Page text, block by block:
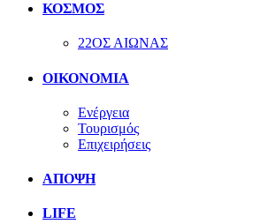
ΚΟΣΜΟΣ
22ΟΣ ΑΙΩΝΑΣ
ΟΙΚΟΝΟΜΙΑ
Ενέργεια
Τουρισμός
Επιχειρήσεις
ΑΠΟΨΗ
LIFE